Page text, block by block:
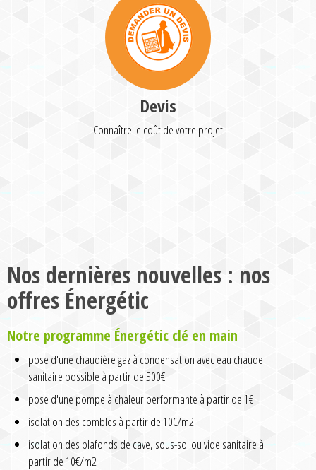
Devis
Connaître le coût de votre projet
Nos dernières nouvelles : nos
offres Énergétic
Notre programme Énergétic clé en main
pose d'une chaudière gaz à condensation avec eau chaude
sanitaire possible à partir de 500€
pose d'une pompe à chaleur performante à partir de 1€
isolation des combles à partir de 10€/m2
isolation des plafonds de cave, sous-sol ou vide sanitaire à
partir de 10€/m2